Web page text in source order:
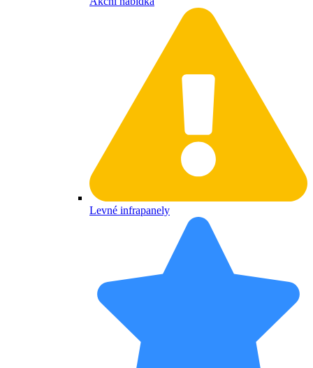
Levné infrapanely